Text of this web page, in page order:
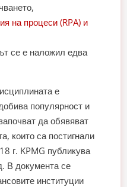
на процеси (RPA) и
се е наложил едва
е
популярност и
да обявяват
които са постигнали
г. KPMG публикува
В документа се
институции